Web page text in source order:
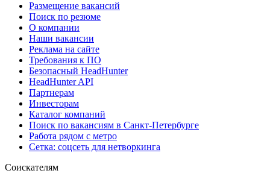
Размещение вакансий
Поиск по резюме
О компании
Наши вакансии
Реклама на сайте
Требования к ПО
Безопасный HeadHunter
HeadHunter API
Партнерам
Инвесторам
Каталог компаний
Поиск по вакансиям в Санкт-Петербурге
Работа рядом с метро
Сетка: соцсеть для нетворкинга
Соискателям